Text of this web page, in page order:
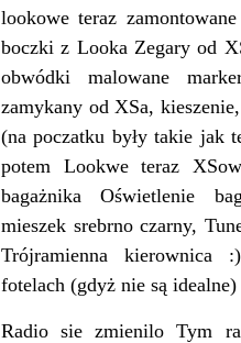
lookowe teraz
boczki z Looka Zegary od
obwódki malowane
zamykany od XSa,
(na poczatku były takie jak
potem Lookwe teraz
bagażnika Oświetlenie
mieszek srebrno czarny,
Trójramienna
fotelach (gdyż nie są idealne)
Radio sie zmienilo Tym